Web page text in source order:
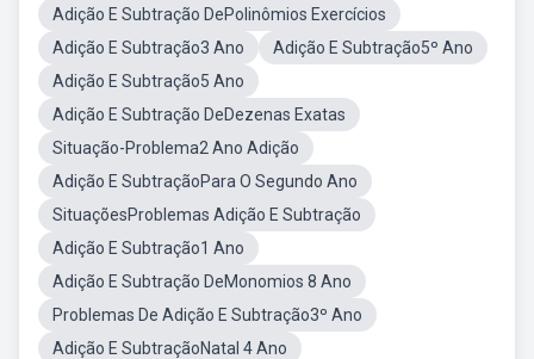
Adição E Subtração DePolinômios Exercícios
Adição E Subtração3 Ano
Adição E Subtração5º Ano
Adição E Subtração5 Ano
Adição E Subtração DeDezenas Exatas
Situação-Problema2 Ano Adição
Adição E SubtraçãoPara O Segundo Ano
SituaçõesProblemas Adição E Subtração
Adição E Subtração1 Ano
Adição E Subtração DeMonomios 8 Ano
Problemas De Adição E Subtração3º Ano
Adição E SubtraçãoNatal 4 Ano